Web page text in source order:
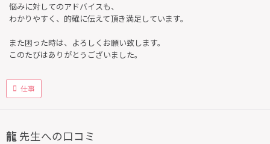
悩みに対してのアドバイスも、
わかりやすく、的確に伝えて頂き満足しています。
また困った時は、よろしくお願い致します。
このたびはありがとうございました。
仕事
龍 先生への口コミ